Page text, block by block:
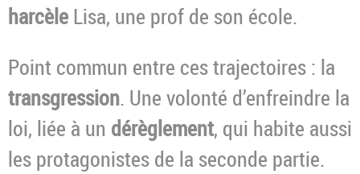
harcèle Lisa, une prof de son école.
Point commun entre ces trajectoires : la
transgression. Une volonté d’enfreindre la
loi, liée à un dérèglement, qui habite aussi
les protagonistes de la seconde partie.